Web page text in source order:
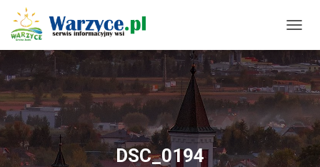
R
Z
E
Ł
Z
A
DSC_0194